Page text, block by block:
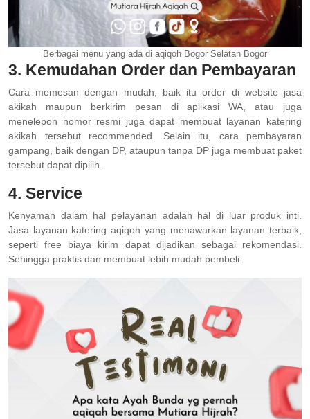
Berbagai menu yang ada di aqiqoh Bogor Selatan Bogor
3. Kemudahan Order dan Pembayaran
Cara memesan dengan mudah, baik itu order di website jasa
akikah maupun berkirim pesan di aplikasi WA, atau juga
menelepon nomor resmi juga dapat membuat layanan katering
akikah tersebut recommended. Selain itu, cara pembayaran
gampang, baik dengan DP, ataupun tanpa DP juga membuat paket
tersebut dapat dipilih.
4. Service
Kenyaman dalam hal pelayanan adalah hal di luar produk inti.
Jasa layanan katering aqiqoh yang menawarkan layanan terbaik,
seperti free biaya kirim dapat dijadikan sebagai rekomendasi.
Sehingga praktis dan membuat lebih mudah pembeli.